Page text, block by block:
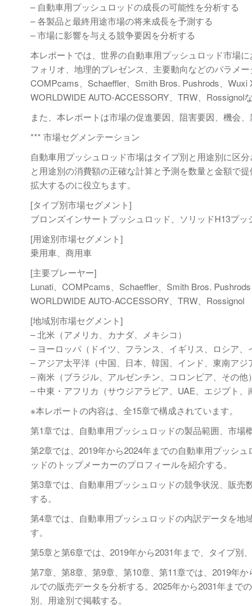
– 自動車用プッシュロッドの成長の可能性を分析する
– 各製品と最終用途市場の将来成長を予測する
– 市場に影響を与える競争要因を分析する
本レポートでは、世界の自動車用プッシュロッド市場
フォリオ、地理的プレゼンス、主要動向などのパラメ
COMPcams、Schaeffler、Smith Bros. Pushrods、Wuxi
WORLDWIDE AUTO-ACCESSORY、TRW、Rossignol
また、本レポートは市場の促進要因、阻害要因、機会
*** 市場セグメンテーション
自動車用プッシュロッド市場はタイプ別と用途別に区
と用途別の消費額の正確な計算と予測を数量と金額で
拡大するのに役立ちます。
[タイプ別市場セグメント]
ブロンズインサートプッシュロッド、ソリッドH13プッ
[用途別市場セグメント]
乗用車、商用車
[主要プレーヤー]
Lunati、COMPcams、Schaeffler、Smith Bros.
WORLDWIDE AUTO-ACCESSORY、TRW、Rossignol
[地域別市場セグメント]
– 北米（アメリカ、カナダ、メキシコ）
– ヨーロッパ（ドイツ、フランス、イギリス、ロシア、
– アジア太平洋（中国、日本、韓国、インド、東南アジ
– 南米（ブラジル、アルゼンチン、コロンビア、その他）
– 中東・アフリカ（サウジアラビア、UAE、エジプト、
※本レポートの内容は、全15章で構成されています。
第1章では、自動車用プッシュロッドの製品範囲、市場
第2章では、2019年から2024年までの自動車用プッシ
ッドのトップメーカーのプロフィールを紹介する。
第3章では、自動車用プッシュロッドの競争状況、販
する。
第4章では、自動車用プッシュロッドの内訳データを
す。
第5章と第6章では、2019年から2031年まで、タイプ別
第7章、第8章、第9章、第10章、第11章では、2019年
ルでの販売データを分析する。2025年から2031年ま
別、用途別で掲載する。